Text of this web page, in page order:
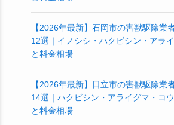
【2026年最新】石岡市の害獣駆除業
12選｜イノシシ・ハクビシン・アラ
と料金相場
【2026年最新】日立市の害獣駆除業
14選｜ハクビシン・アライグマ・コ
と料金相場